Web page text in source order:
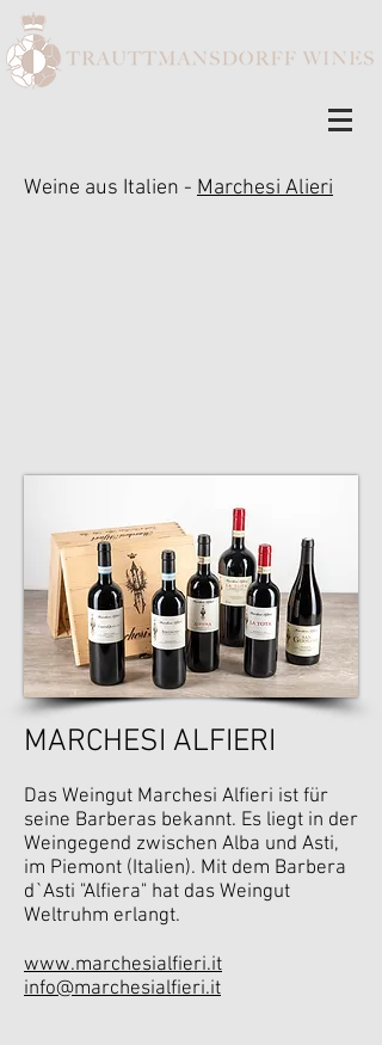
Weine aus Italien - Marchesi Alieri
MARCHESI ALFIERI
Das Weingut Marchesi Alfieri ist für
seine Barberas bekannt. Es liegt in der
Weingegend zwischen Alba und Asti,
im Piemont (Italien). Mit dem Barbera
d`Asti "Alfiera" hat das Weingut
Weltruhm erlangt.
www.marchesialfieri.it
info@marchesialfieri.it